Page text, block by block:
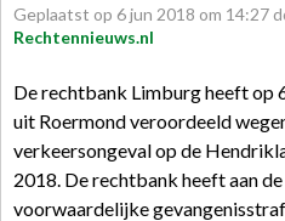
Geplaatst op 6jun 2018 om 14:27
Rechtennieuws.nl
De rechtbank Limburg heeft op
uit Roermond veroordeeld
verkeersongeval op de
2018. De rechtbank heeft aan
voorwaardelijke